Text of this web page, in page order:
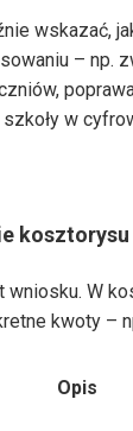
wskazać,
– np.
w
kosztorysu
wniosku. W
kwoty –
Opis